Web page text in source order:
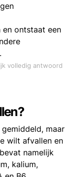
ontstaat een
volledig antwoord
maar
wilt afvallen en
namelijk
kalium,